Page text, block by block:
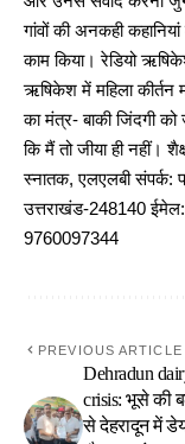
गांवों की अनकही
काम किया। रेडियो
ऋषिकेश में महिला कीर्तन
का मंत्र- बाकी जिंदगी
कि मैं तो जीया ही नहीं।
स्नातक, एलएलबी संपर्क:
उत्तराखंड-248140
9760097344
PREVIOUS ARTICLE
Dehradun
crisis: भूसे की
से देहरादून में